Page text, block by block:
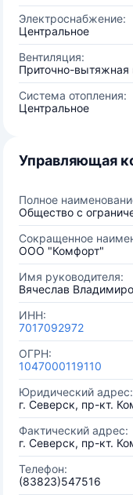
Электроснабжение:
Центральное
Вентиляция:
Приточно-вытяжная
Система отопления:
Центральное
Управляющая
Полное
Общество с
Сокращенное
ООО "Комфорт"
Имя руководителя:
Вячеслав
ИНН:
7017092972
ОГРН:
1047000119110
Юридический адрес:
г. Северск, пр-кт.
Фактический адрес:
г. Северск, пр-кт.
Телефон:
(83823)547516